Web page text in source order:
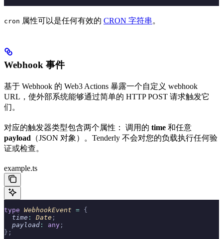
cron 属性可以是任何有效的 CRON 字符串 。
Webhook 事件
基于 Webhook 的 Web3 Actions 暴露一个自定义 webhook
URL，使外部系统能够通过简单的 HTTP POST 请求触发它
们。
对应的触发器类型包含两个属性： 调用的 time 和任意
payload （JSON 对象）。Tenderly 不会对您的负载执行任何验
证或检查。
example.ts
type WebhookEvent = {
  time
: Date ;
  payload
: any ;
};